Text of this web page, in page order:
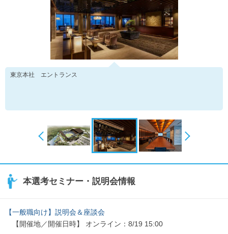
東京本社 エントランス
本選考セミナー・説明会情報
【一般職向け】説明会＆座談会
【開催地／開催日時】 オンライン：8/19 15:00